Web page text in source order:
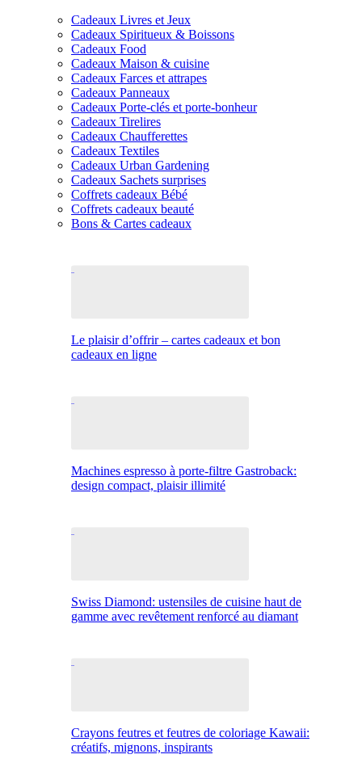
Cadeaux Livres et Jeux
Cadeaux Spiritueux & Boissons
Cadeaux Food
Cadeaux Maison & cuisine
Cadeaux Farces et attrapes
Cadeaux Panneaux
Cadeaux Porte-clés et porte-bonheur
Cadeaux Tirelires
Cadeaux Chaufferettes
Cadeaux Textiles
Cadeaux Urban Gardening
Cadeaux Sachets surprises
Coffrets cadeaux Bébé
Coffrets cadeaux beauté
Bons & Cartes cadeaux
Le plaisir d’offrir – cartes cadeaux et bon
cadeaux en ligne
Machines espresso à porte-filtre Gastroback:
design compact, plaisir illimité
Swiss Diamond: ustensiles de cuisine haut de
gamme avec revêtement renforcé au diamant
Crayons feutres et feutres de coloriage Kawaii:
créatifs, mignons, inspirants